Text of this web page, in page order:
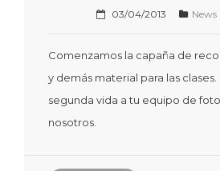
03/04/2013 News
Comenzamos la capaña de
y demás material para las clases.
segunda vida a tu equipo de
nosotros.